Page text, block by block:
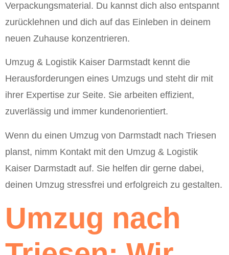
Verpackungsmaterial. Du kannst dich also entspannt
zurücklehnen und dich auf das Einleben in deinem
neuen Zuhause konzentrieren.
Umzug & Logistik Kaiser Darmstadt kennt die
Herausforderungen eines Umzugs und steht dir mit
ihrer Expertise zur Seite. Sie arbeiten effizient,
zuverlässig und immer kundenorientiert.
Wenn du einen Umzug von Darmstadt nach Triesen
planst, nimm Kontakt mit den Umzug & Logistik
Kaiser Darmstadt auf. Sie helfen dir gerne dabei,
deinen Umzug stressfrei und erfolgreich zu gestalten.
Umzug nach